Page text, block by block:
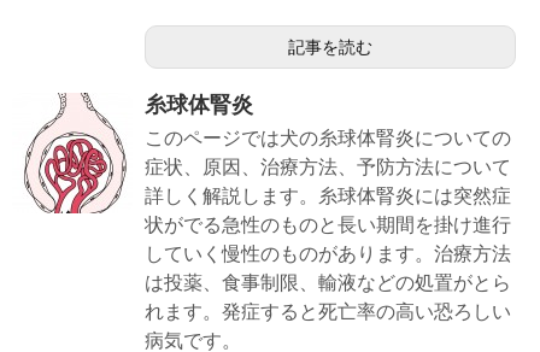
記事を読む
糸球体腎炎
このページでは犬の糸球体腎炎についての
症状、原因、治療方法、予防方法について
詳しく解説します。糸球体腎炎には突然症
状がでる急性のものと長い期間を掛け進行
していく慢性のものがあります。治療方法
は投薬、食事制限、輸液などの処置がとら
れます。発症すると死亡率の高い恐ろしい
病気です。